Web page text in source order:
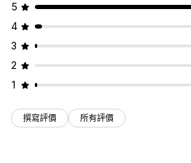
5
4
3
2
1
撰寫評價 所有評價